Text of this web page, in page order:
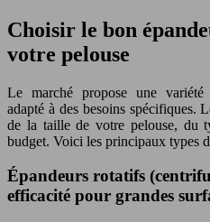
Choisir le bon
votre pelouse
Le marché propose une variété
adapté à des besoins spécifiques.
de la taille de votre pelouse, du
budget. Voici les principaux types
Épandeurs rotatifs
efficacité pour grandes